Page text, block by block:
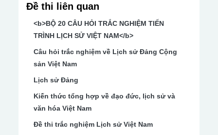
Đề thi liên quan
<b>BỘ 20 CÂU HỎI TRẮC NGHIỆM TIẾN
TRÌNH LỊCH SỬ VIỆT NAM</b>
Câu hỏi trắc nghiệm về Lịch sử Đảng Cộng
sản Việt Nam
Lịch sử Đảng
Kiến thức tổng hợp về đạo đức, lịch sử và
văn hóa Việt Nam
Đề thi trắc nghiệm Lịch sử Việt Nam